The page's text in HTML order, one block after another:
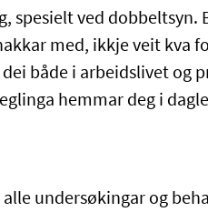
spesielt ved
med, ikkje veit kva
både i arbeidslivet og
hemmar deg i
undersøkingar og